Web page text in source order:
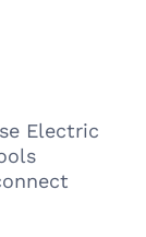
Electric